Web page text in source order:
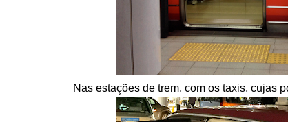
Nas estações de trem, com os taxis, cujas